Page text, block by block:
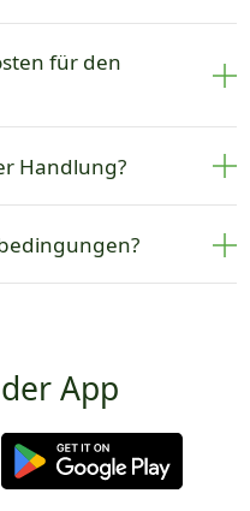
für den
Handlung?
App